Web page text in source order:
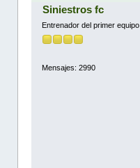
Siniestros fc
Entrenador del primer equipo
Mensajes: 2990